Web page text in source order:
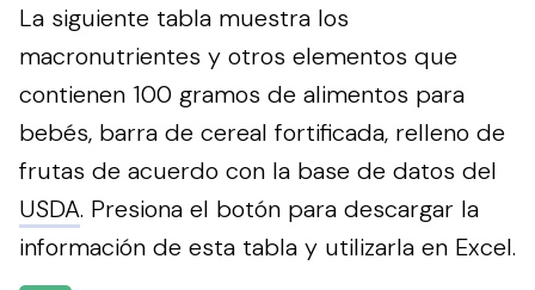
La siguiente tabla muestra los
macronutrientes y otros elementos que
contienen 100 gramos de alimentos para
bebés, barra de cereal fortificada, relleno de
frutas de acuerdo con la base de datos del
USDA. Presiona el botón para descargar la
información de esta tabla y utilizarla en Excel.